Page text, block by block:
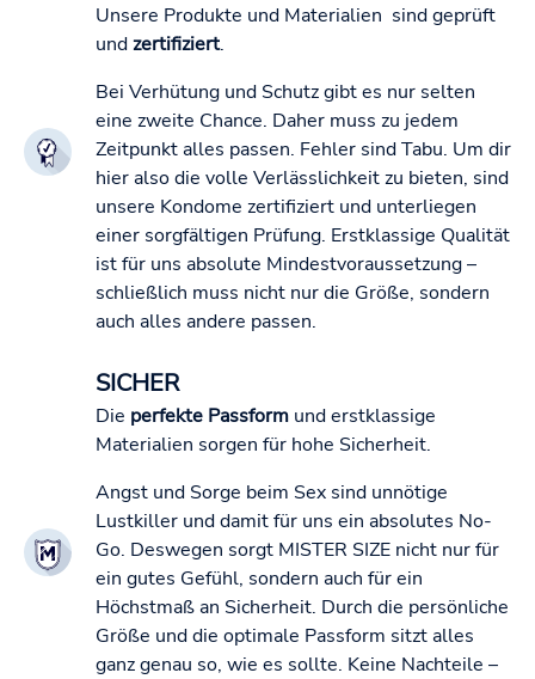
Unsere Produkte und Materialien sind geprüft
undzertifiziert.
Bei Verhütung und Schutz gibt es nur selten
eine zweite Chance. Daher muss zu jedem
Zeitpunkt alles passen. Fehler sind Tabu. Um dir
hier also die volle Verlässlichkeit zu bieten, sind
unsere Kondome zertifiziert und unterliegen
einer sorgfältigen Prüfung. Erstklassige Qualität
ist für uns absolute Mindestvoraussetzung –
schließlich muss nicht nur die Größe, sondern
auch alles andere passen.
SICHER
Die perfekte Passform und erstklassige
Materialien sorgen für hohe Sicherheit.
Angst und Sorge beim Sex sind unnötige
Lustkiller und damit für uns ein absolutes No-
Go. Deswegen sorgt MISTER SIZE nicht nur für
ein gutes Gefühl, sondern auch für ein
Höchstmaß an Sicherheit. Durch die persönliche
Größe und die optimale Passform sitzt alles
ganz genau so, wie es sollte. Keine Nachteile –